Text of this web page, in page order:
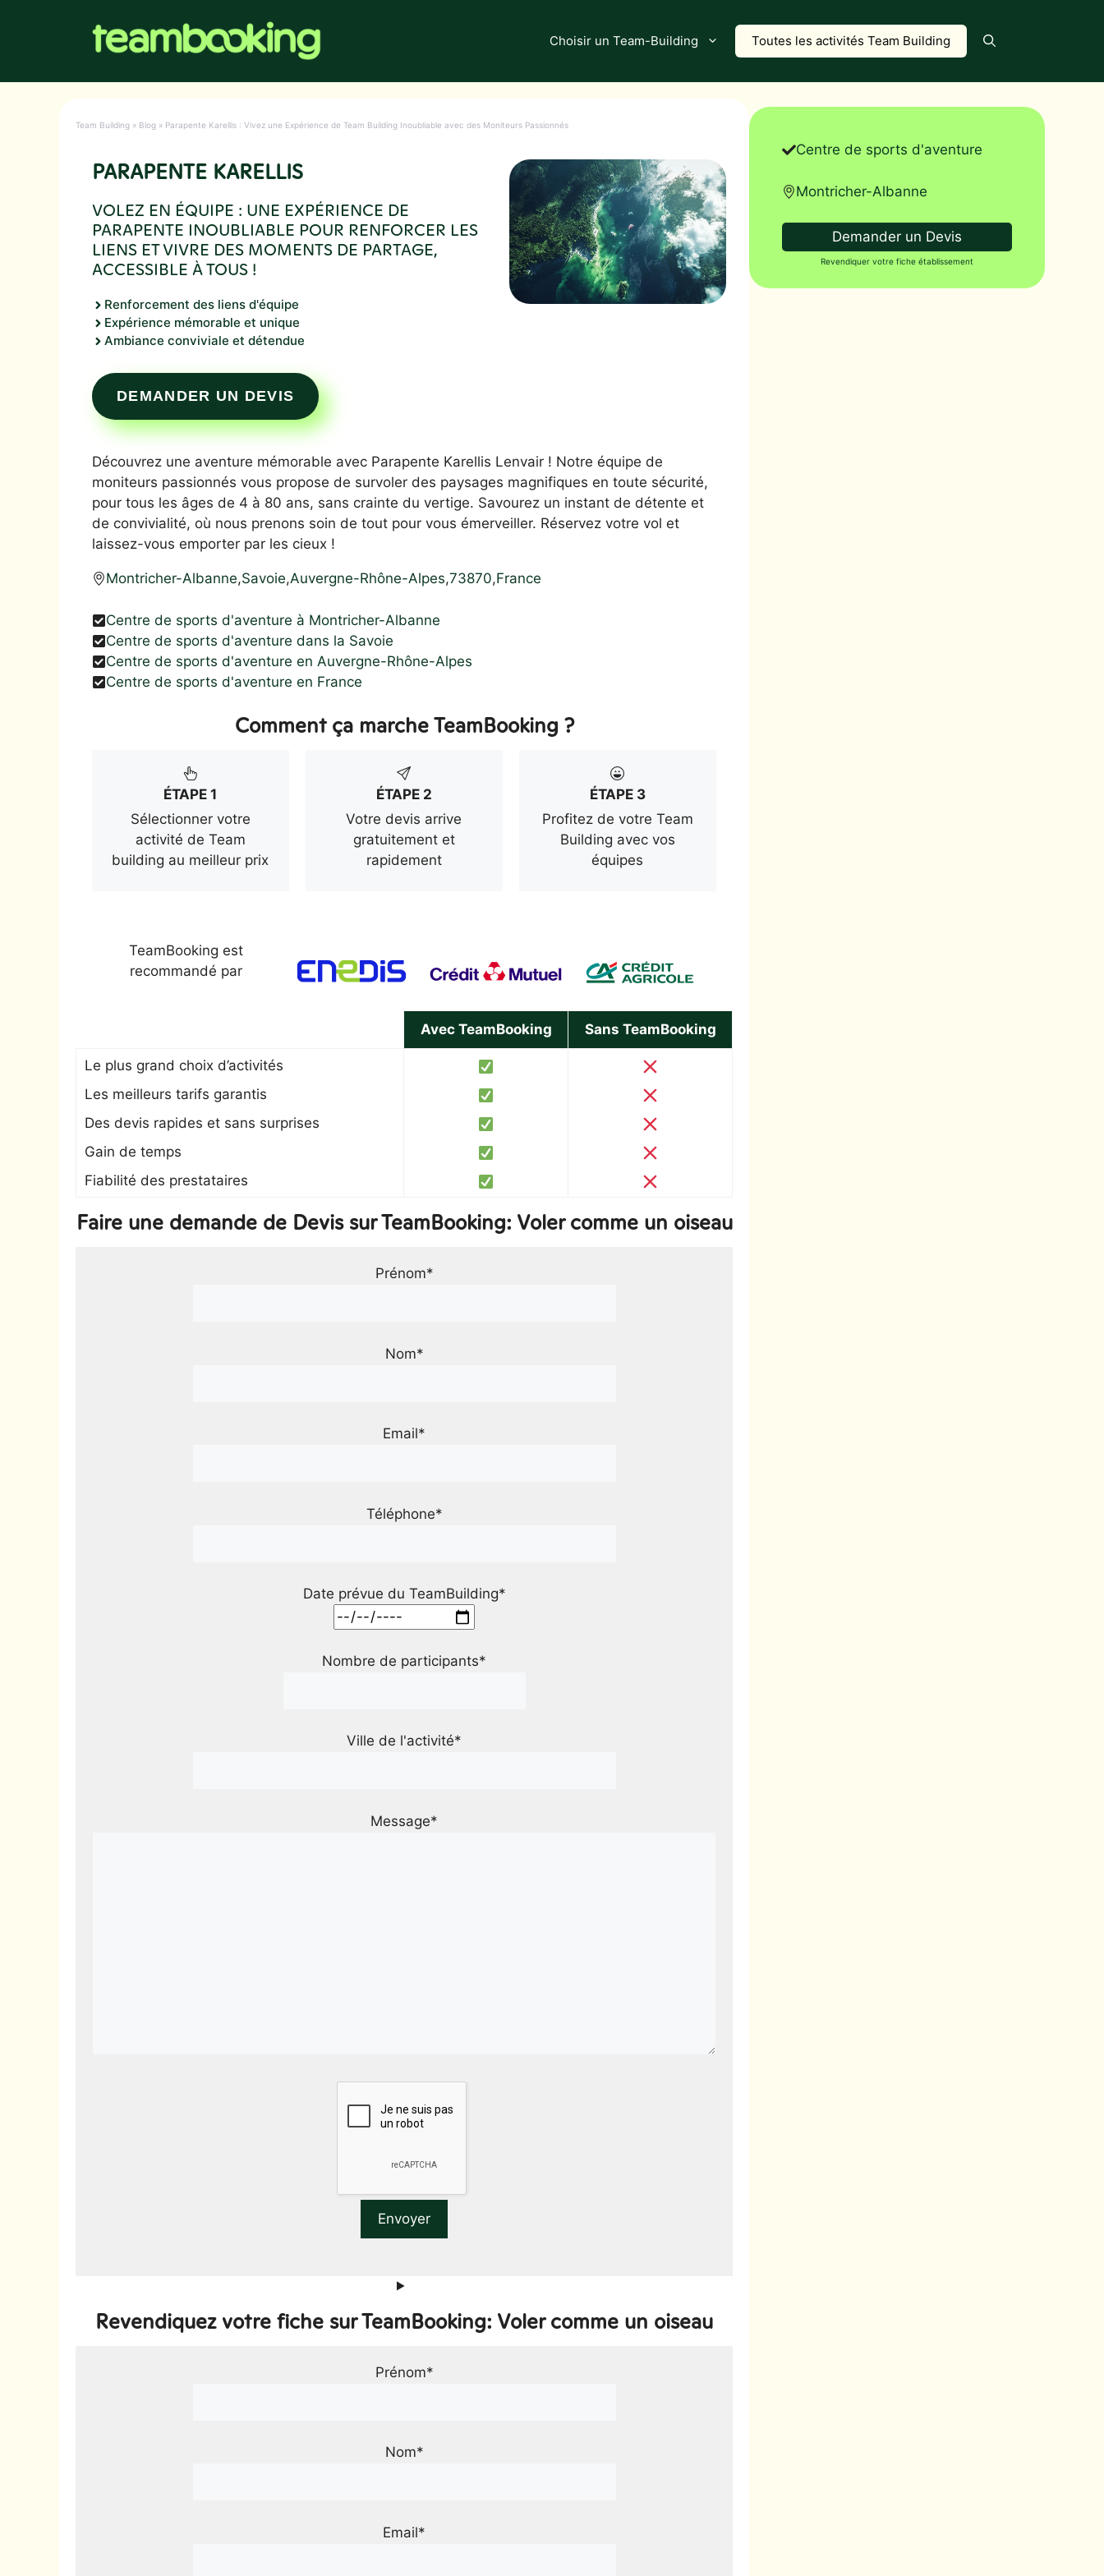
Choisir un Team-Building Toutes les activités Team Building
Team Building » Blog » Parapente Karellis : Vivez une Expérience de Team Building Inoubliable avec des Moniteurs Passionnés
PARAPENTE KARELLIS
VOLEZ EN ÉQUIPE : UNE EXPÉRIENCE DE
PARAPENTE INOUBLIABLE POUR RENFORCER LES
LIENS ET VIVRE DES MOMENTS DE PARTAGE,
ACCESSIBLE À TOUS !
Renforcement des liens d'équipe
Expérience mémorable et unique
Ambiance conviviale et détendue
DEMANDER UN DEVIS
Découvrez une aventure mémorable avec Parapente Karellis Lenvair ! Notre équipe de
moniteurs passionnés vous propose de survoler des paysages magnifiques en toute sécurité,
pour tous les âges de 4 à 80 ans, sans crainte du vertige. Savourez un instant de détente et
de convivialité, où nous prenons soin de tout pour vous émerveiller. Réservez votre vol et
laissez-vous emporter par les cieux !
Montricher-Albanne,Savoie,Auvergne-Rhône-Alpes,73870,France
Centre de sports d'aventure à Montricher-Albanne
Centre de sports d'aventure dans la Savoie
Centre de sports d'aventure en Auvergne-Rhône-Alpes
Centre de sports d'aventure en France
Comment ça marche TeamBooking ?
ÉTAPE 1
Sélectionner votre
activité de Team
building au meilleur prix
ÉTAPE 2
Votre devis arrive
gratuitement et
rapidement
ÉTAPE 3
Profitez de votre Team
Building avec vos
équipes
TeamBooking est
recommandé par
Avec TeamBooking Sans TeamBooking
Le plus grand choix d’activités
Les meilleurs tarifs garantis
Des devis rapides et sans surprises
Gain de temps
Fiabilité des prestataires
Faire une demande de Devis sur TeamBooking: Voler comme un oiseau
Prénom*
Nom*
Email*
Téléphone*
Date prévue du TeamBuilding*
Nombre de participants*
Ville de l'activité*
Message*
Revendiquez votre fiche sur TeamBooking: Voler comme un oiseau
Prénom*
Nom*
Email*
Centre de sports d'aventure
Montricher-Albanne
Demander un Devis
Revendiquer votre fiche établissement